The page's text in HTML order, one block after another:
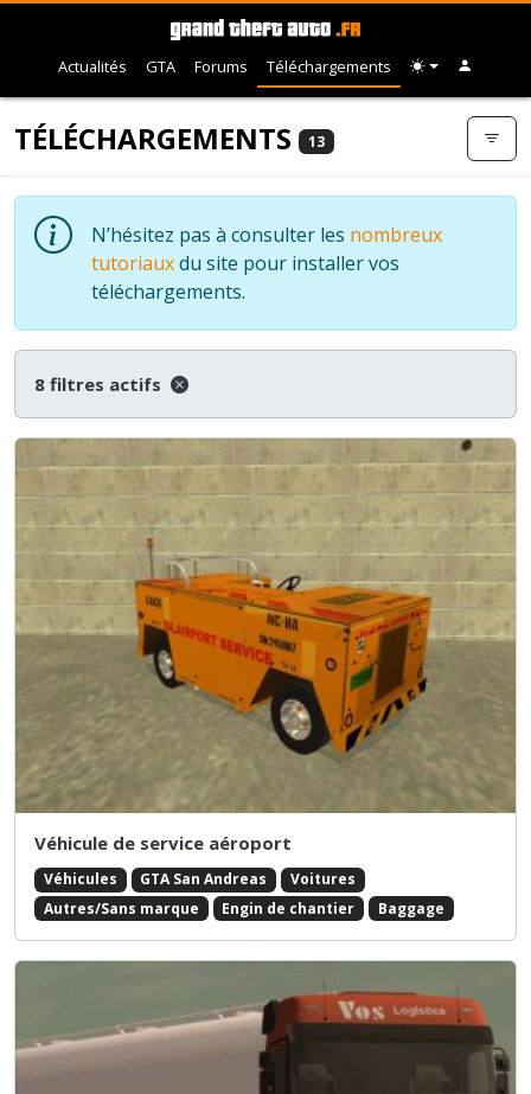
Actualités GTA Forums Téléchargements
TÉLÉCHARGEMENTS 13
N’hésitez pas à consulter les nombreux
tutoriauxdu site pour installer vos
téléchargements.
8 filtres actifs
Véhicule de service aéroport
Véhicules GTA San Andreas
Voitures
Autres/Sans marque
Engin de chantier Baggage